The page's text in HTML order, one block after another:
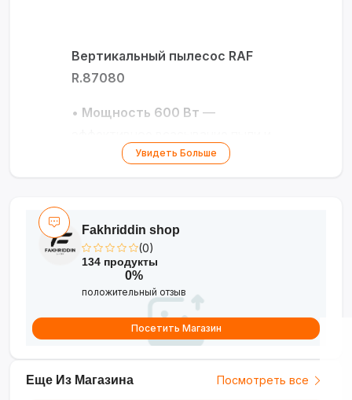
Вертикальный пылесос RAF
R.87080
• Мощность 600 Вт —
Циклонный фильтр
мощность не падает во время
уборки
2-в-1 — вертикальный для
полов, ручной для мебели и авто
Стильный дизайн — чёрный
Манёвренность и мощность
Увидеть Больше
Еще Из Магазина Посмотреть все
Fakhriddin shop
(0)
134 продукты
0%
положительный отзыв
Посетить Магазин